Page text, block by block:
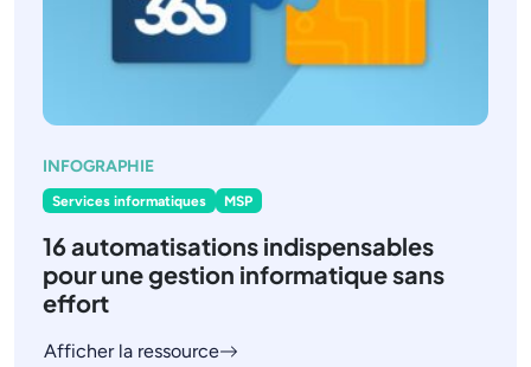
INFOGRAPHIE
Services informatiques MSP
16 automatisations indispensables
pour une gestion informatique sans
effort
Afficher la ressource